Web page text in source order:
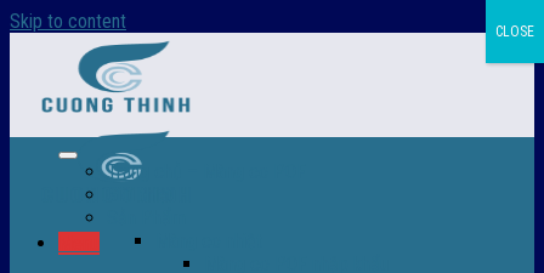
Skip to content
Trang chủ – Màng co POF
CLOSE